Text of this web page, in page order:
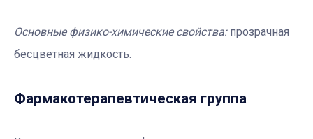
Основные физико-химические свойства:прозрачная
бесцветная жидкость.
Фармакотерапевтичеcкая группа